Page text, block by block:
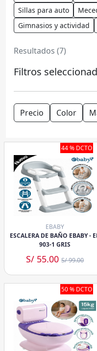
Sillas para auto
Gimnasios y actividad
Resultados (7)
Filtros
Precio Color
44 % DCTO
EBABY
ESCALERA DE BAÑO EBABY -
903-1 GRIS
S/ 55.00 S/ 99.00
50 % DCTO